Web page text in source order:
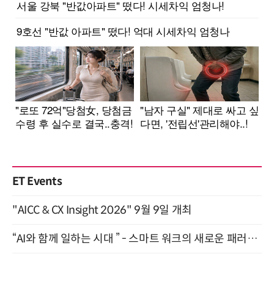
ET Events
"AICC & CX Insight 2026" 9월 9일 개최
“AI와 함께 일하는 시대 ” - 스마트 워크의 새로운 패러다임 (9/11)